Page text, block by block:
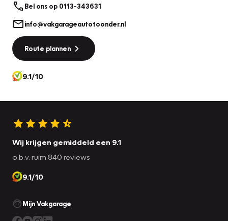
Bel ons op 0113-343631
info@vakgarageautotoonder.nl
Route plannen
9.1/10
Wij krijgen gemiddeld een 9.1
o.b.v. ruim 840 reviews
9.1/10
Mijn Vakgarage